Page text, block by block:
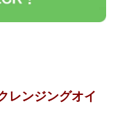
レンジングオイ